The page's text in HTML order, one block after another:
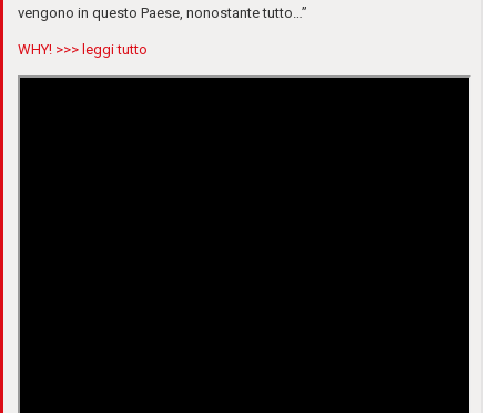
vengono in questo Paese, nonostante tutto…”
WHY! >>> leggi tutto